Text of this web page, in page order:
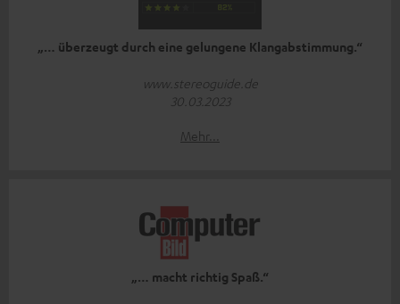
„… überzeugt durch eine gelungene Klangabstimmung.“
www.stereoguide.de
30.03.2023
Mehr...
„… macht richtig Spaß.“